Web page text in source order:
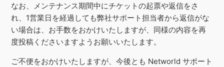
なお、メンテナンス期間中にチケットの起票や返信をさ
れ、1営業日を経過しても弊社サポート担当者から返信がな
い場合は、お手数をおかけいたしますが、同様の内容を再
度投稿くださいますようお願いいたします。
ご不便をおかけいたしますが、今後とも Networld サポート